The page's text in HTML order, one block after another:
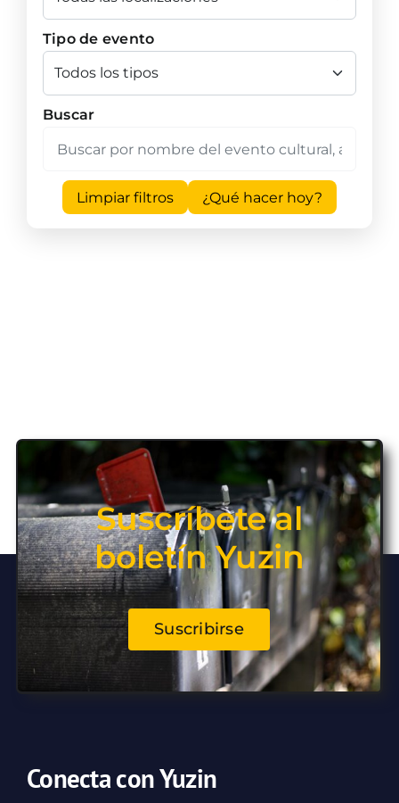
Tipo de evento
Buscar
Limpiar filtros ¿Qué hacer hoy?
Suscríbete al
boletín Yuzin
Suscribirse
Conecta con Yuzin